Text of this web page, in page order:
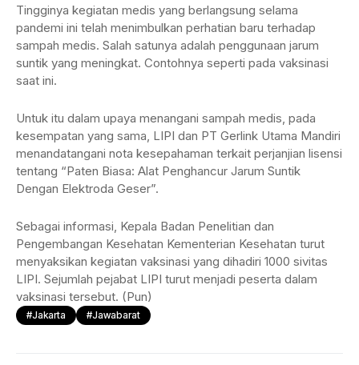
Tingginya kegiatan medis yang berlangsung selama
pandemi ini telah menimbulkan perhatian baru terhadap
sampah medis. Salah satunya adalah penggunaan jarum
suntik yang meningkat. Contohnya seperti pada vaksinasi
saat ini.
Untuk itu dalam upaya menangani sampah medis, pada
kesempatan yang sama, LIPI dan PT Gerlink Utama Mandiri
menandatangani nota kesepahaman terkait perjanjian lisensi
tentang “Paten Biasa: Alat Penghancur Jarum Suntik
Dengan Elektroda Geser”.
Sebagai informasi, Kepala Badan Penelitian dan
Pengembangan Kesehatan Kementerian Kesehatan turut
menyaksikan kegiatan vaksinasi yang dihadiri 1000 sivitas
LIPI. Sejumlah pejabat LIPI turut menjadi peserta dalam
vaksinasi tersebut. (Pun)
#Jakarta #jawabarat